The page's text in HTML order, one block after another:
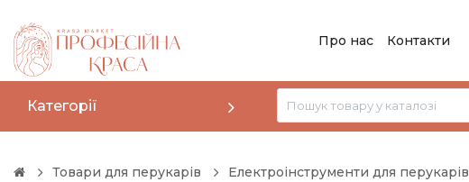
Про нас Контакти
Категорії
Товари для перукарів Електроінструменти для перукарів